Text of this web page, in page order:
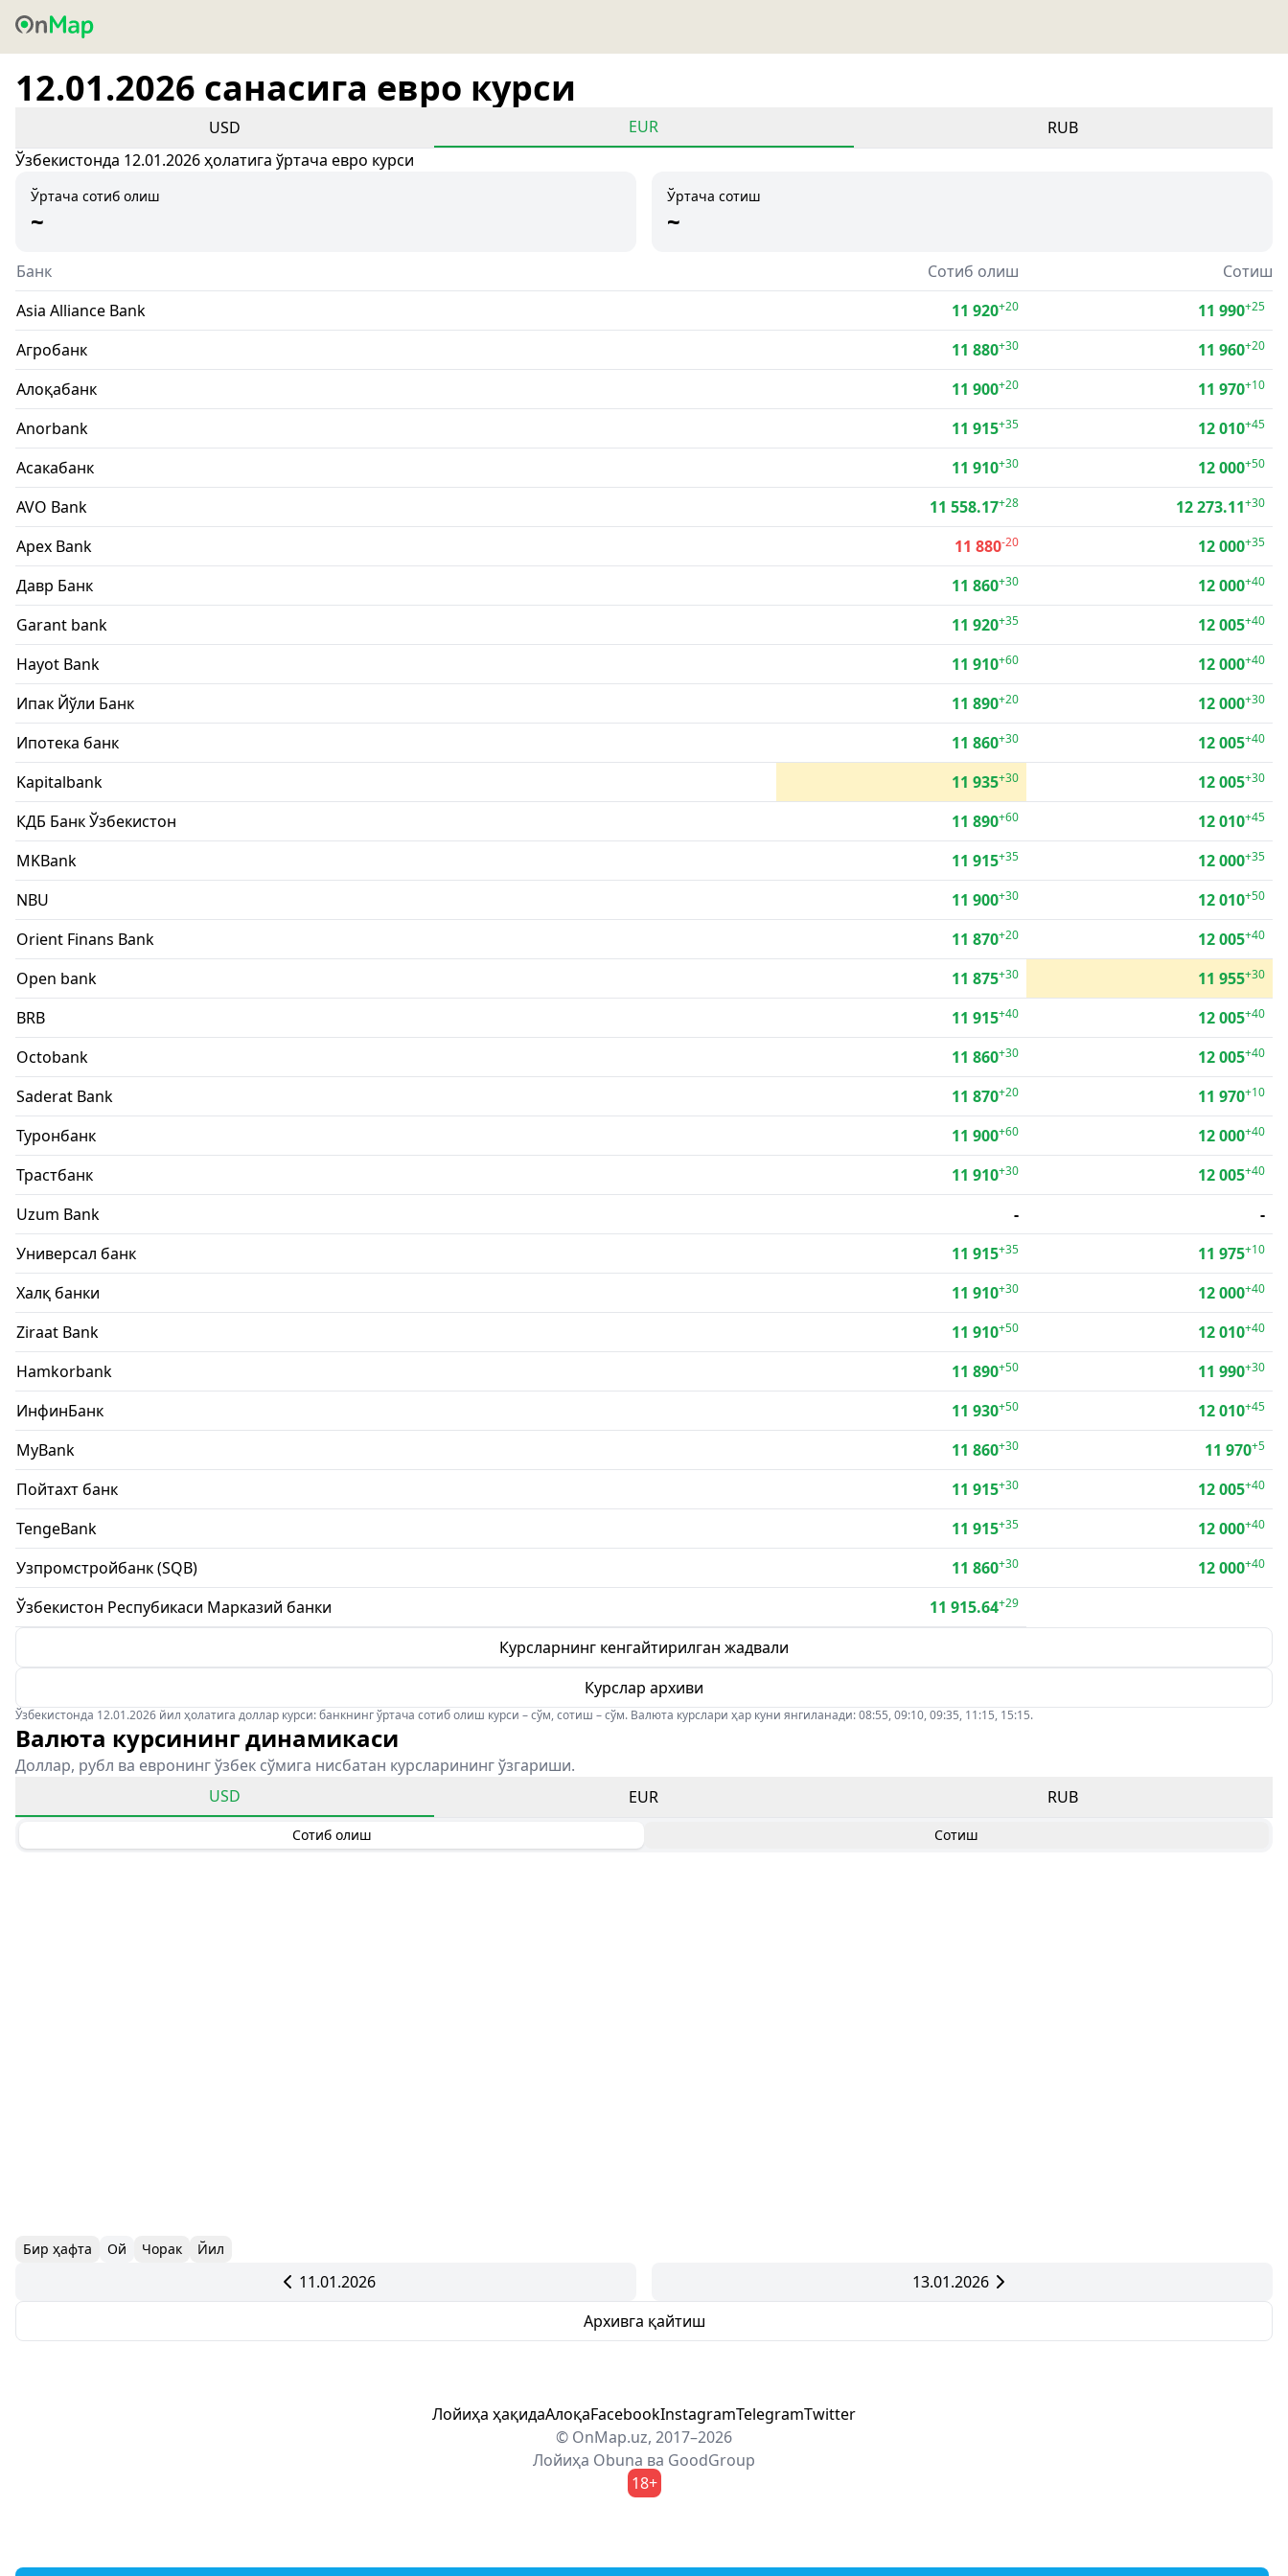
12.01.2026 санасига евро курси
USD EUR
RUB
Ўзбекистонда 12.01.2026 ҳолатига ўртача евро курси
Ўртача сотиб олиш
~
Ўртача сотиш
~
Банк Сотиб олиш
Сотиш
Asia Alliance Bank
11 920+20 11 990+25
Агробанк 11 880+30 11 960+20
Алоқабанк 11 900+20 11 970+10
Anorbank 11 915+35 12 010+45
Асакабанк 11 910+30 12 000+50
AVO Bank 11 558.17+28 12 273.11+30
Apex Bank 11 880-20 12 000+35
Давр Банк 11 860+30 12 000+40
Garant bank 11 920+35 12 005+40
Hayot Bank 11 910+60 12 000+40
Ипак Йўли Банк 11 890+20 12 000+30
Ипотека банк 11 860+30 12 005+40
Kapitalbank 11 935+30 12 005+30
КДБ Банк Ўзбекистон 11 890+60 12 010+45
MKBank 11 915+35 12 000+35
NBU 11 900+30 12 010+50
Orient Finans Bank 11 870+20 12 005+40
Open bank 11 875+30 11 955+30
BRB 11 915+40 12 005+40
Octobank 11 860+30 12 005+40
Saderat Bank 11 870+20 11 970+10
Туронбанк 11 900+60 12 000+40
Трастбанк 11 910+30 12 005+40
Uzum Bank -
-
Универсал банк
11 915+35 11 975+10
Халқ банки 11 910+30 12 000+40
Ziraat Bank 11 910+50 12 010+40
Hamkorbank 11 890+50 11 990+30
ИнфинБанк 11 930+50 12 010+45
MyBank 11 860+30 11 970+5
Пойтахт банк 11 915+30 12 005+40
TengeBank 11 915+35 12 000+40
Узпромстройбанк (SQB) 11 860+30 12 000+40
Ўзбекистон Респубикаси Марказий банки 11 915.64+29
Курсларнинг кенгайтирилган жадвали
Курслар архиви
Ўзбекистонда 12.01.2026 йил ҳолатига доллар курси: банкнинг ўртача сотиб олиш курси – сўм, сотиш – сўм. Валюта курслари ҳар куни янгиланади: 08:55, 09:10, 09:35, 11:15, 15:15.
Валюта курсининг динамикаси
Доллар, рубл ва евронинг ўзбек сўмига нисбатан курсларининг ўзгариши.
USD
EUR RUB
Сотиб олиш Сотиш
Бир ҳафта Ой Чорак Йил
11.01.2026
13.01.2026
Архивга қайтиш
Лойиҳа ҳақидаАлоқаFacebookInstagramTelegramTwitter
© OnMap.uz, 2017–2026
Лойиҳа Obuna ва GoodGroup
18+